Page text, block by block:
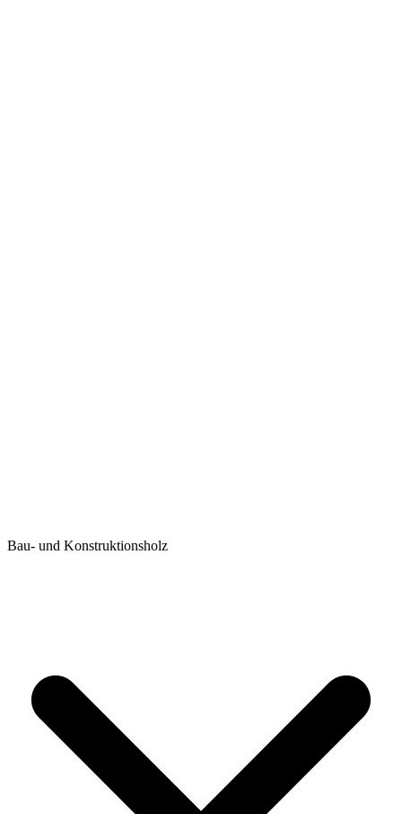
Bau- und Konstruktionsholz